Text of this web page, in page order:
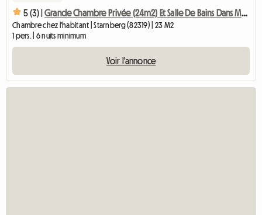
5 (3) | Grande Chambre Privée (24m2) Et Salle De Bains Dans Maison Familiale
Chambre chez l'habitant | Starnberg (82319) | 23 M2
1 pers. | 6 nuits minimum
Voir l'annonce